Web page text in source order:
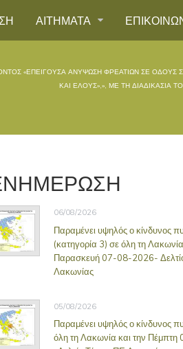
ΑΙΤΗΜΑΤΑ
«ΕΠΕΊΓΟΥΣΑ ΑΝΎΨΩΣΗ ΦΡΕΑΤΊΩΝ ΣΕ ΟΔΟΎΣ
ΚΑΙ ΈΛΟΥΣ»,», ΜΕ ΤΗ ΔΙΑΔΙΚΑΣΊΑ
06/08/2026
Παραμένει υψηλός ο κίνδυνος
(κατηγορία 3) σε όλη τη Λακωνία
Παρασκευή 07-08-2026-
Λακωνίας
05/08/2026
Παραμένει υψηλός ο κίνδυνος
όλη τη Λακωνία και την